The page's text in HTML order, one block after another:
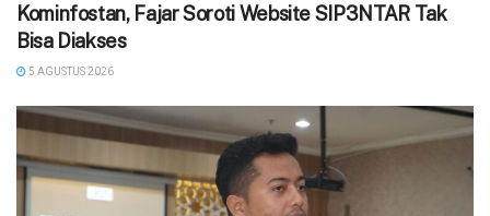
Kominfostan, Fajar Soroti Website SIP3NTAR Tak
Bisa Diakses
5 AGUSTUS 2026